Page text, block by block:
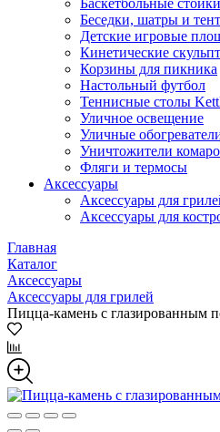
Баскетбольные стойки
Беседки, шатры и
Детские игровые
Кинетические
Корзины для пикника
Настольный футбол
Теннисные столы
Уличное освещение
Уличные
Уничтожители
Фляги и термосы
Аксессуары
Аксессуары для
Аксессуары для
Главная
Каталог
Аксессуары
Аксессуары для грилей
Пицца-камень с глазированным